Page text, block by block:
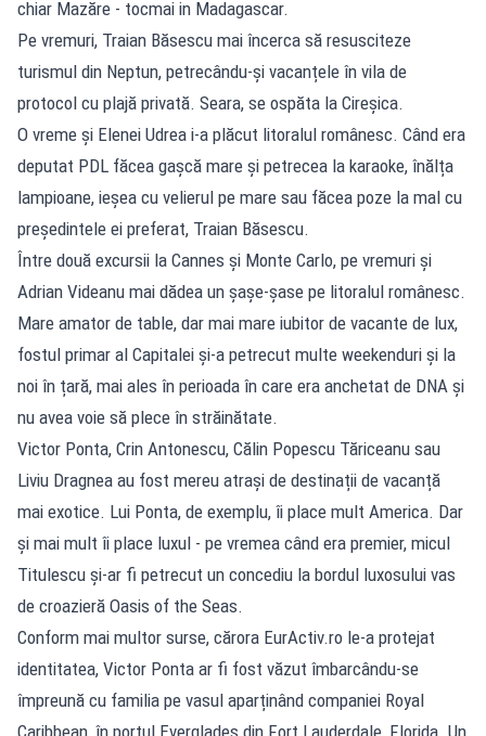
chiar Mazăre - tocmai in Madagascar.
Pe vremuri, Traian Băsescu mai încerca să resusciteze
turismul din Neptun, petrecându-și vacanțele în vila de
protocol cu plajă privată. Seara, se ospăta la Cireșica.
O vreme și Elenei Udrea i-a plăcut litoralul românesc. Când era
deputat PDL făcea gașcă mare și petrecea la karaoke, înălța
lampioane, ieșea cu velierul pe mare sau făcea poze la mal cu
președintele ei preferat, Traian Băsescu.
Între două excursii la Cannes și Monte Carlo, pe vremuri și
Adrian Videanu mai dădea un șașe-șase pe litoralul românesc.
Mare amator de table, dar mai mare iubitor de vacante de lux,
fostul primar al Capitalei și-a petrecut multe weekenduri și la
noi în țară, mai ales în perioada în care era anchetat de DNA și
nu avea voie să plece în străinătate.
Victor Ponta, Crin Antonescu, Călin Popescu Tăriceanu sau
Liviu Dragnea au fost mereu atrași de destinații de vacanță
mai exotice. Lui Ponta, de exemplu, îi place mult America. Dar
și mai mult îi place luxul - pe vremea când era premier, micul
Titulescu și-ar fi petrecut un concediu la bordul luxosului vas
de croazieră Oasis of the Seas.
Conform mai multor surse, cărora EurActiv.ro le-a protejat
identitatea, Victor Ponta ar fi fost văzut îmbarcându-se
împreună cu familia pe vasul aparținând companiei Royal
Caribbean, în portul Everglades din Fort Lauderdale, Florida. Un